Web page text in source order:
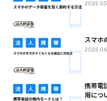
スマホ
携帯電
用につ